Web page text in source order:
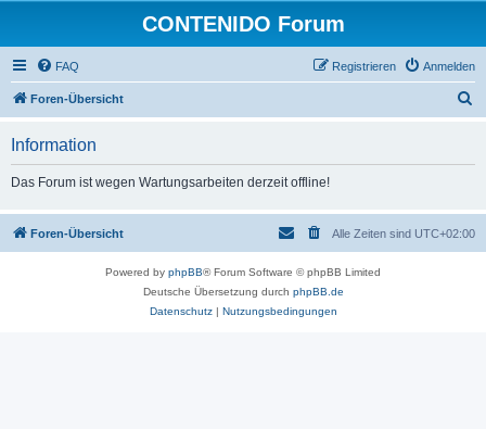
CONTENIDO Forum
FAQ Anmelden
Registrieren
Foren-Übersicht
Information
Das Forum ist wegen Wartungsarbeiten derzeit offline!
Foren-Übersicht Alle Zeiten sind UTC+02:00
Powered by phpBB® Forum Software © phpBB Limited
Deutsche Übersetzung durch phpBB.de
Datenschutz| Nutzungsbedingungen